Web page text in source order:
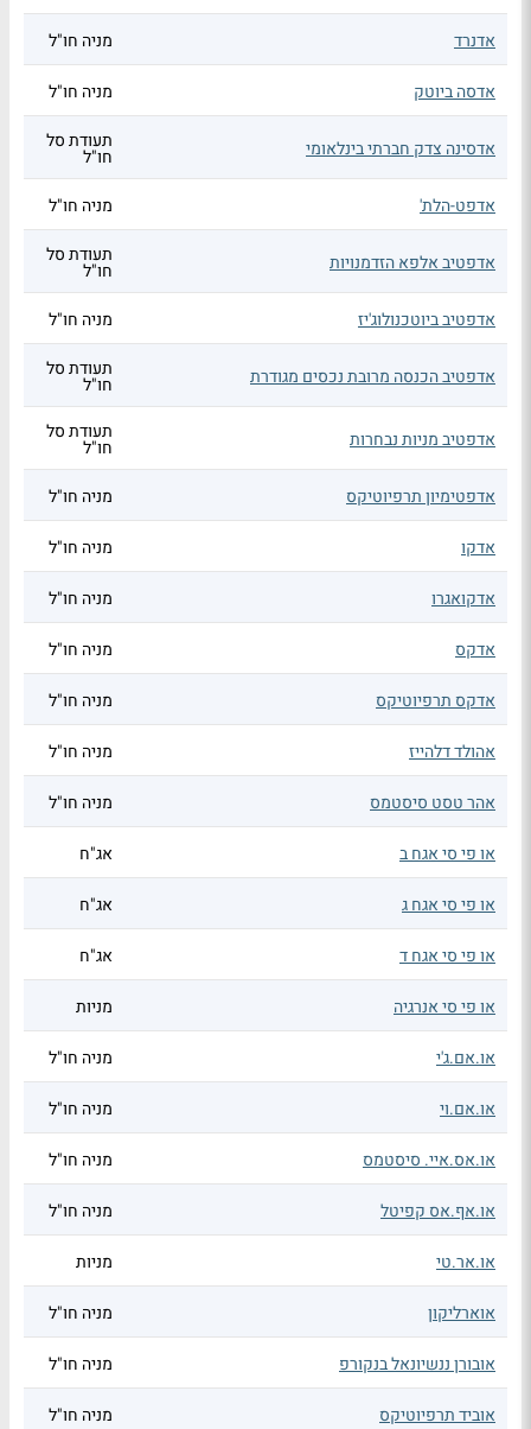
אדנרד מניה חו"ל
אדסה ביוטק מניה חו"ל
אדסינה צדק חברתי בינלאומי תעודת סל
חו"ל
אדפט-הלת'
מניה חו"ל
אדפטיב אלפא הזדמנויות תעודת סל
חו"ל
אדפטיב ביוטכנולוג'יז
מניה חו"ל
אדפטיב הכנסה מרובת נכסים מגודרת תעודת סל
חו"ל
אדפטיב מניות נבחרות תעודת סל
חו"ל
אדפטימיון תרפיוטיקס
מניה חו"ל
אדקו מניה חו"ל
אדקואגרו מניה חו"ל
אדקס מניה חו"ל
אדקס תרפיוטיקס מניה חו"ל
אהולד דלהייז מניה חו"ל
אהר טסט סיסטמס מניה חו"ל
או פי סי אגח ב אג"ח
או פי סי אגח ג אג"ח
או פי סי אגח ד אג"ח
או פי סי אנרגיה מניות
או.אם.ג'י מניה חו"ל
או.אם.וי מניה חו"ל
או.אס.איי. סיסטמס מניה חו"ל
או.אף.אס קפיטל מניה חו"ל
או.אר.טי מניות
אוארליקון מניה חו"ל
אובורן ננשיונאל בנקורפ מניה חו"ל
אוביד תרפיוטיקס מניה חו"ל